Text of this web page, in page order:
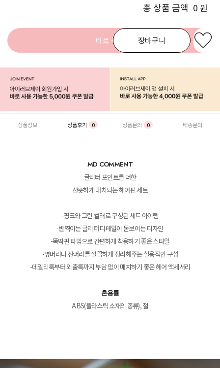
총 상품 금액 0 원
장바구니
바로 구매
상품정보 상품후기 0 상품문의 0 배송문의
MD COMMENT
글리터 포인트를 더한
산뜻하게 매치되는 헤어핀 세트
-핑크와 그린 컬러로 구성된 세트 아이템
-반짝이는 글리터 디테일이 돋보이는 디자인
-똑딱핀 타입으로 간편하게 착용하기 좋은 스타일
-옆머리나 잔머리를 깔끔하게 정리해주는 실용적인 구성
-데일리룩부터 외출룩까지 부담 없이 매치하기 좋은 헤어 액세서리
혼용률
ABS(플라스틱 소재의 종류), 철